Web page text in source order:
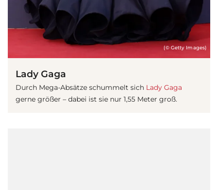
(© Getty Images)
Lady Gaga
Durch Mega-Absätze schummelt sich Lady Gaga
gerne größer – dabei ist sie nur 1,55 Meter groß.